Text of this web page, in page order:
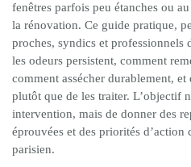
fenêtres parfois peu étanches ou
la rénovation. Ce guide pratique,
proches, syndics et
les odeurs persistent, comment
comment assécher durablement,
plutôt que de les traiter. L’objectif
intervention, mais de donner des
éprouvées et des priorités d’action
parisien.